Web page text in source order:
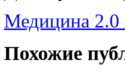
Медицина 2.0
Похожие